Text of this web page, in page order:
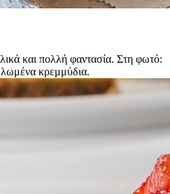
και πολλή φαντασία. Στη φωτό:
κρεμμύδια.